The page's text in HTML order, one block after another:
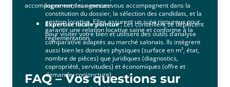
logement, les agences vous accompagnent dans la
constitution du dossier, la sélection des candidats, et la
gestion locative. Elles assurent un suivi rigoureux pour
garantir une relation locative saine et conforme à la
réglementation.
accompagnement sur-mesure.
Expertise locale pointue: Les conseillers se déplacent
pour visiter votre bien et utilisent des outils d’analyse
comparative adaptés au marché salonais. Ils intègrent
aussi bien les données physiques (surface en m², état,
nombre de pièces) que juridiques (diagnostics,
copropriété, servitudes) et économiques (offre et
demande, conjoncture).
FAQ – Vos questions sur